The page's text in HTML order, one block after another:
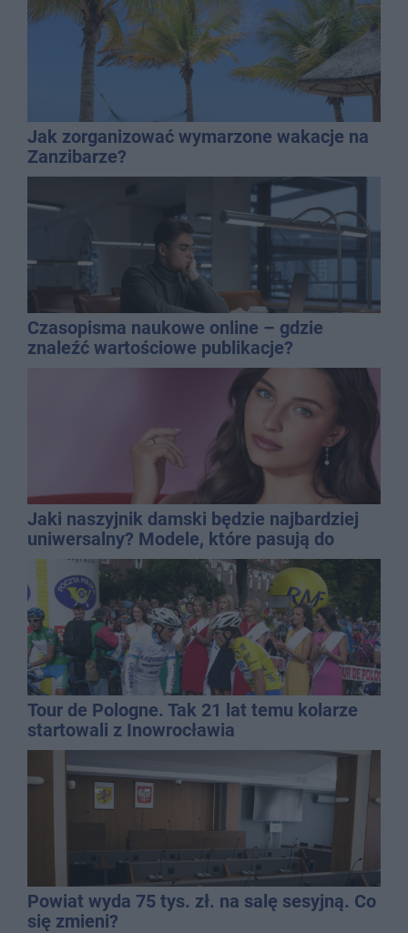
Jak zorganizować wymarzone wakacje na
Zanzibarze?
Czasopisma naukowe online – gdzie
znaleźć wartościowe publikacje?
Jaki naszyjnik damski będzie najbardziej
uniwersalny? Modele, które pasują do
wielu stylizacji
Tour de Pologne. Tak 21 lat temu kolarze
startowali z Inowrocławia
Powiat wyda 75 tys. zł. na salę sesyjną. Co
się zmieni?